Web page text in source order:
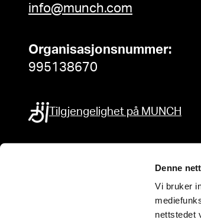
Denne
Vi bruker
nettstedet
info@munch.com
Organisasjonsnummer:
995138670
Tilgjengelighet på MUNCH